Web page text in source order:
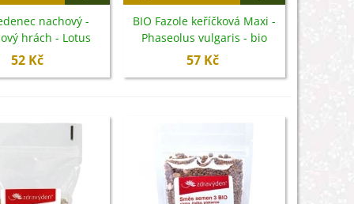
nachový -
hrách - Lotus
- semena -
52 Kč
BIO Fazole keříčková Maxi -
Phaseolus vulgaris - bio
semena - 20 ks
57 Kč